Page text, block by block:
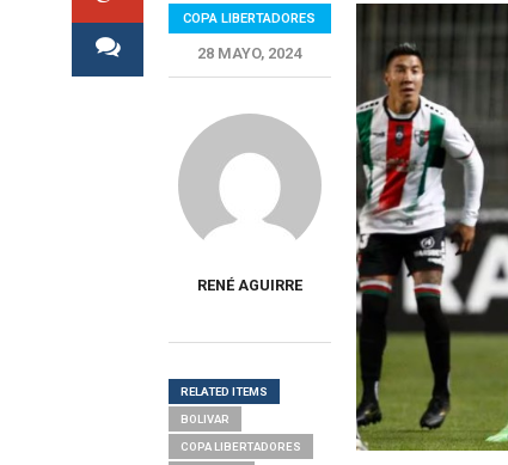
COPA LIBERTADORES
28 MAYO, 2024
RENÉ AGUIRRE
RELATED ITEMS
BOLIVAR
COPA LIBERTADORES